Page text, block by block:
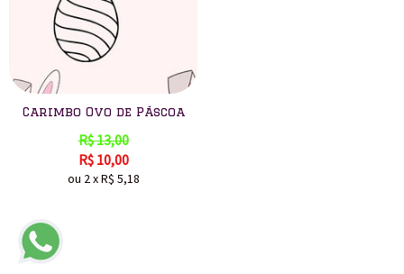
Carimbo Ovo de Páscoa
R$13,00
R$ 10,00
ou 2xR$ 5,18